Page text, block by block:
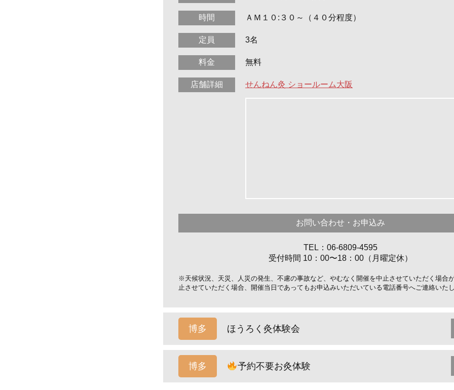
時間 ＡＭ１０:３０～（４０分程度）
定員 3名
料金 無料
店舗詳細 せんねん灸 ショールーム大阪
お問い合わせ・お申込み
TEL：06-6809-4595
受付時間 10：00〜18：00（月曜定休）
※天候状況、天災、人災の発生、不慮の事故など、やむなく開催を中止させていただく場合
止させていただく場合、開催当日であってもお申込みいただいている電話番号へご連絡いた
博多 ほうろく灸体験会
博多 予約不要お灸体験